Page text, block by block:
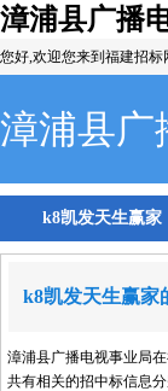
漳浦县广播
您好,欢迎您来到福建招标
漳浦县广
k8凯发天生赢家
k8凯发天生赢家
漳浦县广播电视事业局
共有相关的招中标信息